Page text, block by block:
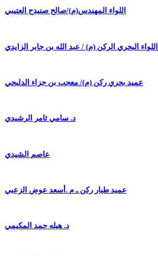
اللواء المهندس(م)/صالح صنيدح العتيبي
اللواء البحري الركن (م) / عبد الله بن جابر الزايدي
عميد بحري ركن (م)/ معجب بن جزاء الدلبحي
د. سامي ثامر الرشيدي
عاصم الشيدي
عميد طيار ركن ـ م .أسعد عوض الزعبي
د. هيله حمد المكيمي